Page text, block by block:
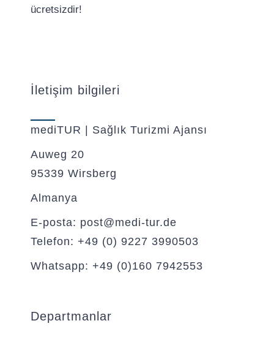
ücretsizdir!
İletişim bilgileri
mediTUR | Sağlık Turizmi Ajansı
Auweg 20
95339 Wirsberg
Almanya
E-posta: post@medi-tur.de
Telefon: +49 (0) 9227 3990503
Whatsapp: +49 (0)160 7942553
Departmanlar